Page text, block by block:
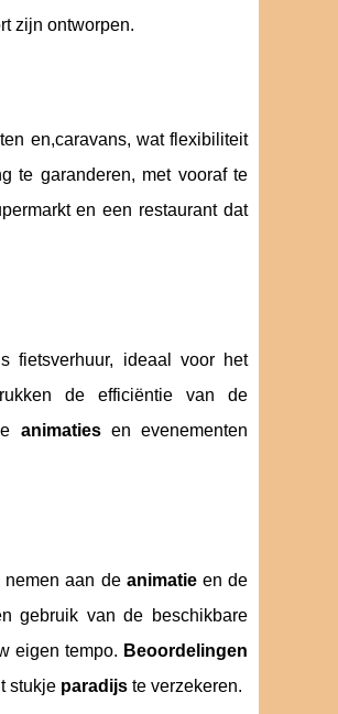
zijn ontworpen.
en,caravans, wat flexibiliteit
te garanderen, met vooraf te
en een restaurant dat
fietsverhuur, ideaal voor het
de efficiëntie van de
animatiesen evenementen
nemen aan de animatieen de
gebruik van de beschikbare
eigen tempo. Beoordelingen
stukje paradijs te verzekeren.